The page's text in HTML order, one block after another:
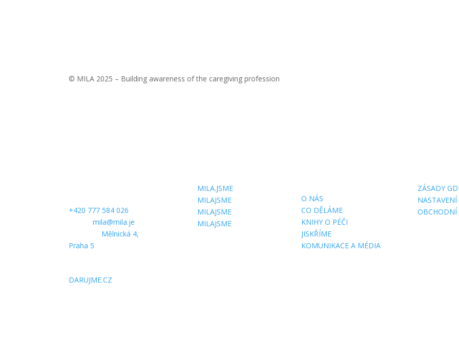
© MILA 2025 – Building awareness of the caregiving profession
+420 777 584 026
E-mail:mila@mila.je
Mělnická 4,
Praha 5
DARUJME.CZ
MILA.JSME
MILAJSME
MILAJSME
MILAJSME
O NÁS
CO DĚLÁME
KNIHY O PÉČI
JISKŘÍME
KOMUNIKACE A MÉDIA
ZÁSADY
NASTAVENÍ